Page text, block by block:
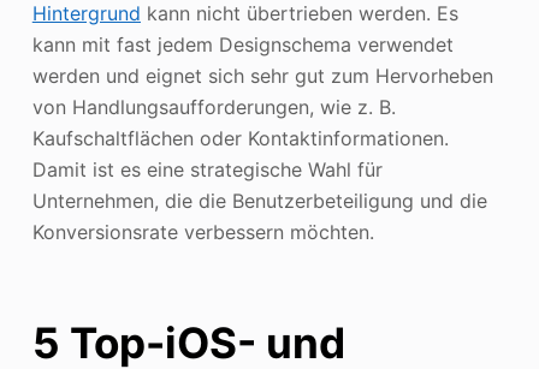
Hintergrund kann nicht übertrieben werden. Es
kann mit fast jedem Designschema verwendet
werden und eignet sich sehr gut zum Hervorheben
von Handlungsaufforderungen, wie z. B.
Kaufschaltflächen oder Kontaktinformationen.
Damit ist es eine strategische Wahl für
Unternehmen, die die Benutzerbeteiligung und die
Konversionsrate verbessern möchten.
5 Top-iOS- und